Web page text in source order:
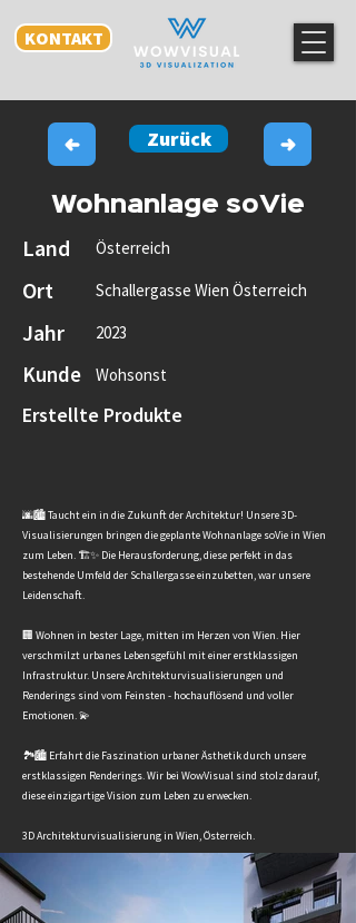
KONTAKT
Zurück
Wohnanlage soVie
Land Österreich
Ort Schallergasse Wien Österreich
Jahr 2023
Kunde Wohsonst
Erstellte Produkte
🌆🏙️ Taucht ein in die Zukunft der Architektur! Unsere 3D-
Visualisierungen bringen die geplante Wohnanlage soVie in Wien
zum Leben. 🏗️✨ Die Herausforderung, diese perfekt in das
bestehende Umfeld der Schallergasse einzubetten, war unsere
Leidenschaft.
🏢 Wohnen in bester Lage, mitten im Herzen von Wien. Hier
verschmilzt urbanes Lebensgefühl mit einer erstklassigen
Infrastruktur. Unsere Architekturvisualisierungen und
Renderings sind vom Feinsten - hochauflösend und voller
Emotionen. 💫
🏞️🏙️ Erfahrt die Faszination urbaner Ästhetik durch unsere
erstklassigen Renderings. Wir bei WowVisual sind stolz darauf,
diese einzigartige Vision zum Leben zu erwecken.
3D Architekturvisualisierung in Wien, Österreich.